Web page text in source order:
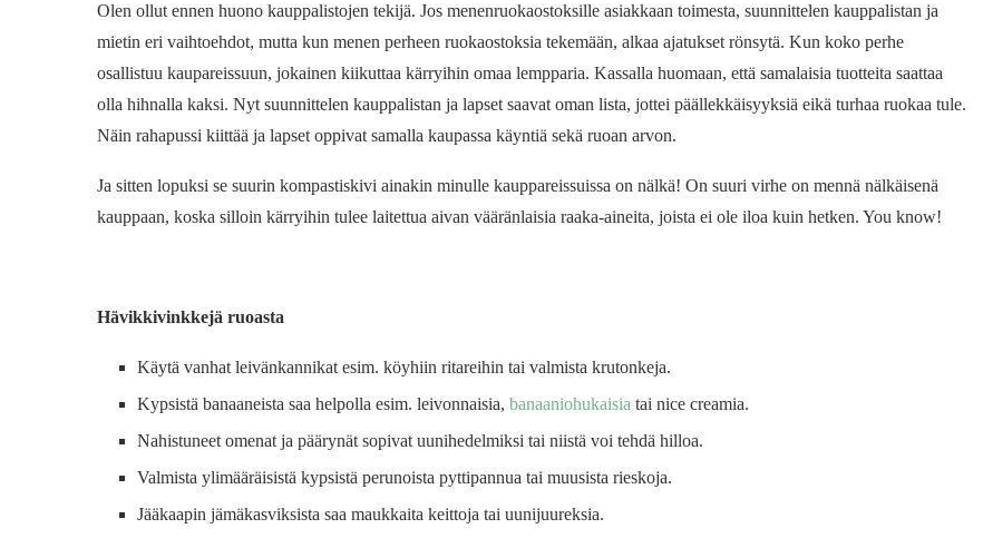
Olen ollut ennen huono kauppalistojen tekijä. Jos menenruokaostoksille asiakkaan toimesta, suunnittelen kauppalistan ja
mietin eri vaihtoehdot, mutta kun menen perheen ruokaostoksia tekemään, alkaa ajatukset rönsytä. Kun koko perhe
osallistuu kaupareissuun, jokainen kiikuttaa kärryihin omaa lempparia. Kassalla huomaan, että samalaisia tuotteita saattaa
olla hihnalla kaksi. Nyt suunnittelen kauppalistan ja lapset saavat oman lista, jottei päällekkäisyyksiä eikä turhaa ruokaa tule.
Näin rahapussi kiittää ja lapset oppivat samalla kaupassa käyntiä sekä ruoan arvon.
Ja sitten lopuksi se suurin kompastiskivi ainakin minulle kauppareissuissa on nälkä! On suuri virhe on mennä nälkäisenä
kauppaan, koska silloin kärryihin tulee laitettua aivan vääränlaisia raaka-aineita, joista ei ole iloa kuin hetken. You know!
Hävikkivinkkejä ruoasta
Käytä vanhat leivänkannikat esim. köyhiin ritareihin tai valmista krutonkeja.
Kypsistä banaaneista saa helpolla esim. leivonnaisia, banaaniohukaisia tai nice creamia.
Nahistuneet omenat ja päärynät sopivat uunihedelmiksi tai niistä voi tehdä hilloa.
Valmista ylimääräisistä kypsistä perunoista pyttipannua tai muusista rieskoja.
Jääkaapin jämäkasviksista saa maukkaita keittoja tai uunijuureksia.